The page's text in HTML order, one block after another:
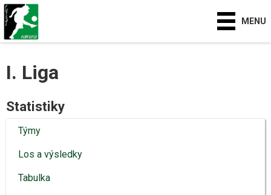
MENU
I. Liga
Statistiky
Týmy
Los a výsledky
Tabulka